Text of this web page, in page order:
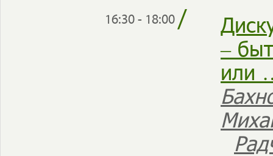
16:30 - 18:00/
–
или